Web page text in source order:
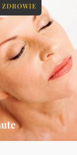
ZDROWIE